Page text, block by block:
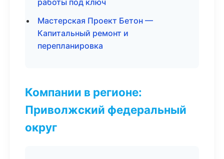
работы под ключ
Мастерская Проект Бетон —
Капитальный ремонт и
перепланировка
Компании в регионе:
Приволжский федеральный
округ